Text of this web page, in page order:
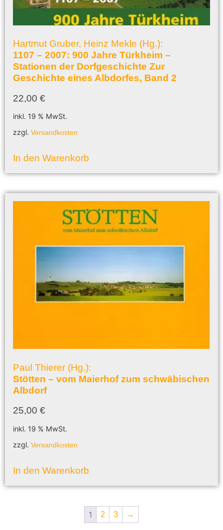
Hartmut Gruber, Heinz Mekle (Hg.):
1107 – 2007: 900 Jahre Türkheim –
Stationen der Dorfgeschichte Zur
Geschichte eines Albdorfes, Band 2
22,00 €
inkl. 19 % MwSt.
zzgl. Versandkosten
In den Warenkorb
Paul Thierer (Hg.):
Stötten – vom Maierhof zum schwäbischen
Albdorf
25,00 €
inkl. 19 % MwSt.
zzgl. Versandkosten
In den Warenkorb
1 2 3 →